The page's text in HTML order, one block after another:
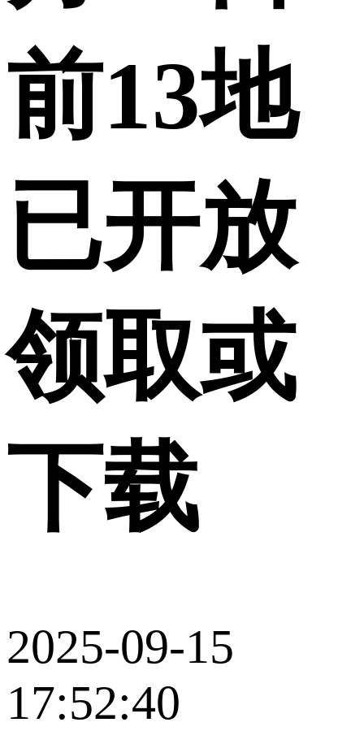
前13地
已开放
领取或
下载
2025-09-15
17:52:40